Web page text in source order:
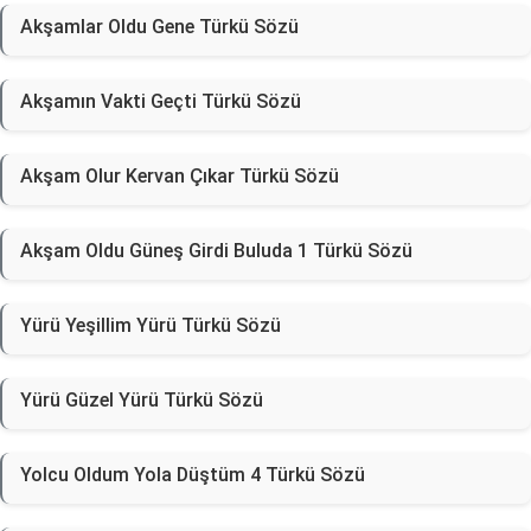
Akşamlar Oldu Gene Türkü Sözü
Akşamın Vakti Geçti Türkü Sözü
Akşam Olur Kervan Çıkar Türkü Sözü
Akşam Oldu Güneş Girdi Buluda 1 Türkü Sözü
Yürü Yeşillim Yürü Türkü Sözü
Yürü Güzel Yürü Türkü Sözü
Yolcu Oldum Yola Düştüm 4 Türkü Sözü